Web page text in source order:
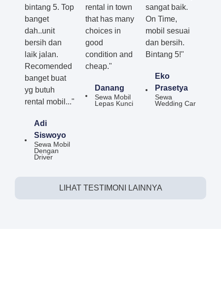
bintang 5. Top
banget
dah..unit
bersih dan
laik jalan.
Recomended
banget buat
yg butuh
rental mobil..."
Adi
Siswoyo
Sewa Mobil
Dengan
Driver
rental in town
that has many
choices in
good
condition and
cheap."
Danang
Sewa Mobil
Lepas Kunci
sangat baik.
On Time,
mobil sesuai
dan bersih.
Bintang 5!"
Eko
Prasetya
Sewa
Wedding Car
LIHAT TESTIMONI LAINNYA